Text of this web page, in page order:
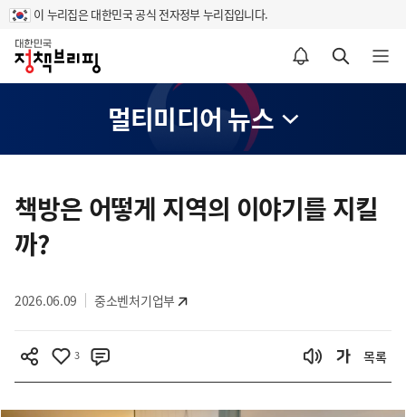
이 누리집은 대한민국 공식 전자정부 누리집입니다.
홈
알림설정 바로가기 검색 바로가기 메뉴 열기
멀티미디어 뉴스
텐
츠
영
책방은 어떻게 지역의 이야기를 지킬
까?
2026.06.09 중소벤처기업부
3 목록